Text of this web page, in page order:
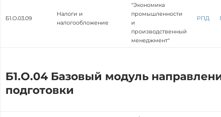
Б1.О.03.09
Налоги и
налогообложение
"Экономика
промышленности
и
производственный
менеджмент"
РПД
Б1.О.04 Базовый модуль
подготовки